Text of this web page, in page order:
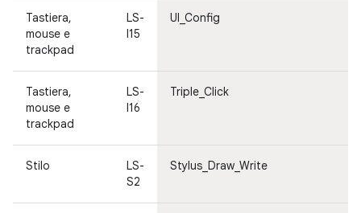
Tastiera,
mouse e
trackpad
LS-
I15
UI_Config
Tastiera,
mouse e
trackpad
LS-
I16
Triple_Click
Stilo
LS-
S2
Stylus_Draw_Write